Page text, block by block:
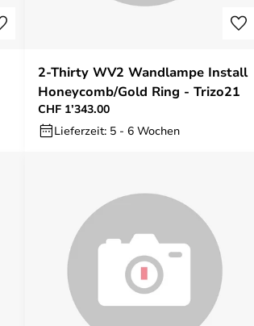
2-Thirty WV2 Wandlampe Install
Honeycomb/Gold Ring - Trizo21
CHF 1’343.00
Lieferzeit: 5 - 6 Wochen